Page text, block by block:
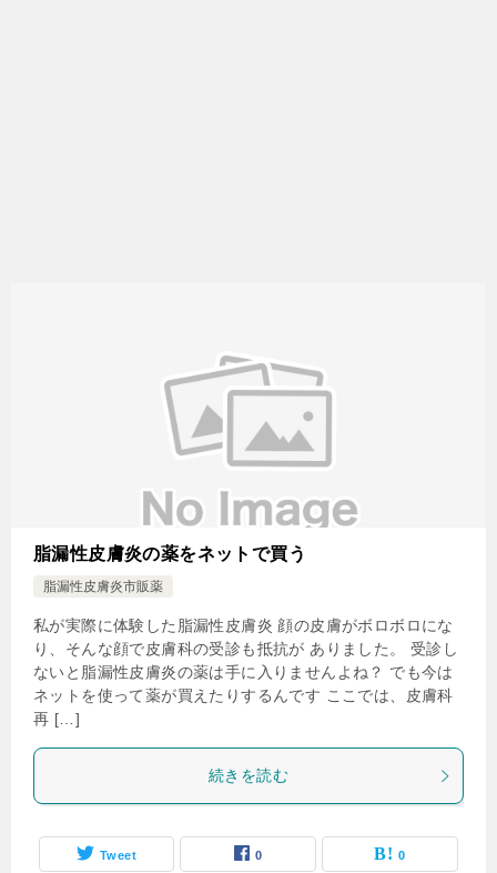
脂漏性皮膚炎の薬をネットで買う
脂漏性皮膚炎市販薬
私が実際に体験した脂漏性皮膚炎 顔の皮膚がボロボロにな
り、そんな顔で皮膚科の受診も抵抗が ありました。 受診し
ないと脂漏性皮膚炎の薬は手に入りませんよね？ でも今は
ネットを使って薬が買えたりするんです ここでは、皮膚科
再 […]
続きを読む
Tweet 0 0